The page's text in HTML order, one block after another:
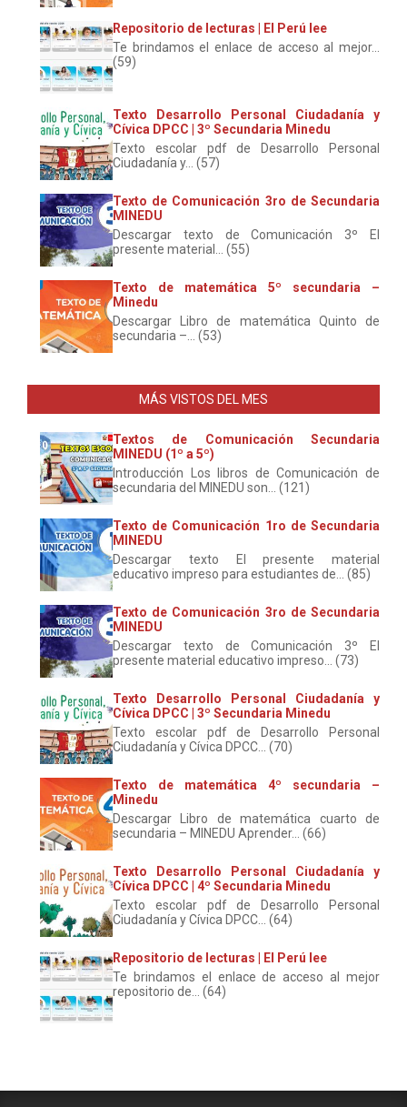
Repositorio de lecturas | El Perú lee
Te brindamos el enlace de acceso al mejor...
(59)
Texto Desarrollo Personal Ciudadanía y
Cívica DPCC | 3º Secundaria Minedu
Texto escolar pdf de Desarrollo Personal
Ciudadanía y... (57)
Texto de Comunicación 3ro de Secundaria
MINEDU
Descargar texto de Comunicación 3º El
presente material... (55)
Texto de matemática 5º secundaria –
Minedu
Descargar Libro de matemática Quinto de
secundaria –... (53)
MÁS VISTOS DEL MES
Textos de Comunicación Secundaria
MINEDU (1º a 5º)
Introducción Los libros de Comunicación de
secundaria del MINEDU son... (121)
Texto de Comunicación 1ro de Secundaria
MINEDU
Descargar texto El presente material
educativo impreso para estudiantes de... (85)
Texto de Comunicación 3ro de Secundaria
MINEDU
Descargar texto de Comunicación 3º El
presente material educativo impreso... (73)
Texto Desarrollo Personal Ciudadanía y
Cívica DPCC | 3º Secundaria Minedu
Texto escolar pdf de Desarrollo Personal
Ciudadanía y Cívica DPCC... (70)
Texto de matemática 4º secundaria –
Minedu
Descargar Libro de matemática cuarto de
secundaria – MINEDU Aprender... (66)
Texto Desarrollo Personal Ciudadanía y
Cívica DPCC | 4º Secundaria Minedu
Texto escolar pdf de Desarrollo Personal
Ciudadanía y Cívica DPCC... (64)
Repositorio de lecturas | El Perú lee
Te brindamos el enlace de acceso al mejor
repositorio de... (64)